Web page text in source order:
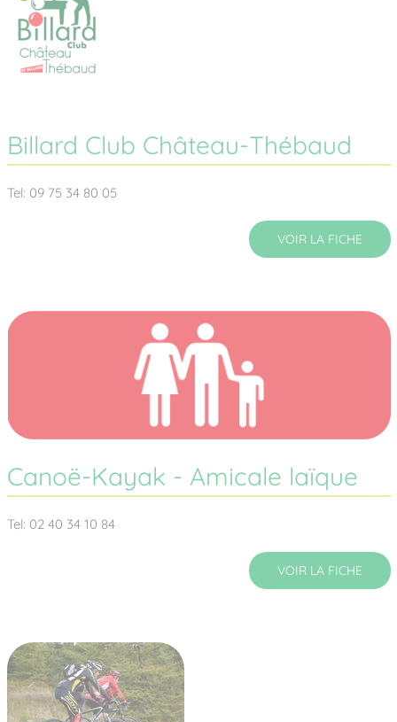
Billard Club Château-Thébaud
Tel: 09 75 34 80 05
VOIR LA FICHE
Canoë-Kayak - Amicale laïque
Tel: 02 40 34 10 84
VOIR LA FICHE